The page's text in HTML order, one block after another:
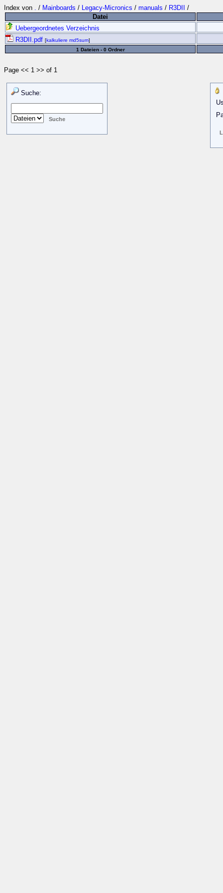
Index von . / Mainboards / Legacy-Micronics / manuals / R3DII
/
Datei
Uebergeordnetes Verzeichnis
R3DII.pdf [kalkuliere md5sum]
1 Dateien - 0 Ordner
Page << 1 >> of 1
Suche: